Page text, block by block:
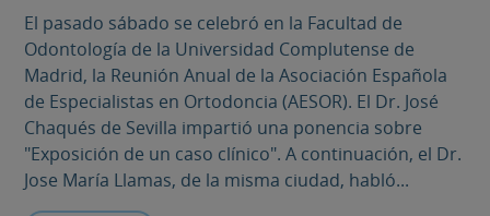
El pasado sábado se celebró en la Facultad de
Odontología de la Universidad Complutense de
Madrid, la Reunión Anual de la Asociación Española
de Especialistas en Ortodoncia (AESOR). El Dr. José
Chaqués de Sevilla impartió una ponencia sobre
"Exposición de un caso clínico". A continuación, el Dr.
Jose María Llamas, de la misma ciudad, habló...